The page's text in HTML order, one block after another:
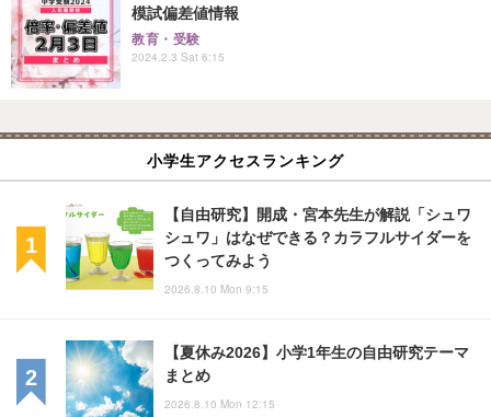
模試偏差値情報
教育・受験
2024.2.3 Sat 6:15
小学生アクセスランキング
【自由研究】開成・宮本先生が解説「シュワ
シュワ」はなぜできる？カラフルサイダーを
つくってみよう
2026.8.10 Mon 9:15
【夏休み2026】小学1年生の自由研究テーマ
まとめ
2026.8.10 Mon 12:15